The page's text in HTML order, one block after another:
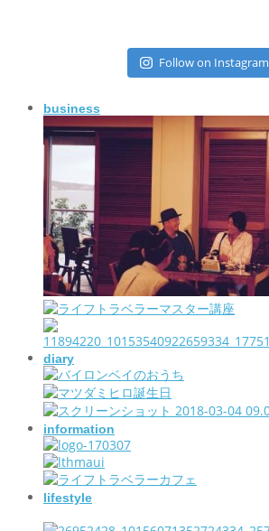
Follow on Instagram
business
diary
information
lifestyle